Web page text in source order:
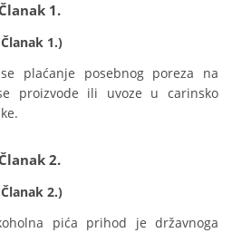
Članak 1.
1.)
plaćanje posebnog poreza na
proizvode ili uvoze u carinsko
Članak 2.
2.)
pića prihod je državnoga